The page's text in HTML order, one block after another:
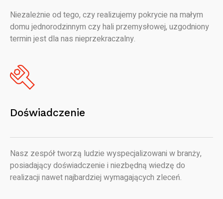
Niezależnie od tego, czy realizujemy pokrycie na małym
domu jednorodzinnym czy hali przemysłowej, uzgodniony
termin jest dla nas nieprzekraczalny.
Doświadczenie
Nasz zespół tworzą ludzie wyspecjalizowani w branży,
posiadający doświadczenie i niezbędną wiedzę do
realizacji nawet najbardziej wymagających zleceń.